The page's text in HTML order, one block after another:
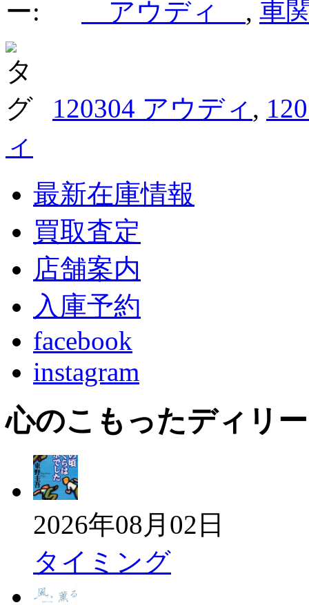
アウディ , 車
120304 アウディ ,
ィ
最新在庫情報
買取査定
店舗案内
入庫予約
facebook
instagram
心のこもったディリ
2026年08月02日
タイミング